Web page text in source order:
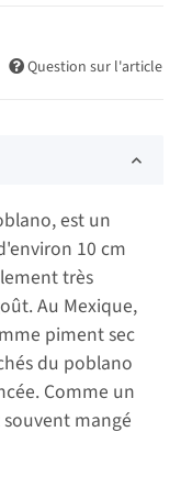
Question sur l'article
est un
10 cm
très
Au Mexique,
piment sec
du poblano
Comme un
mangé